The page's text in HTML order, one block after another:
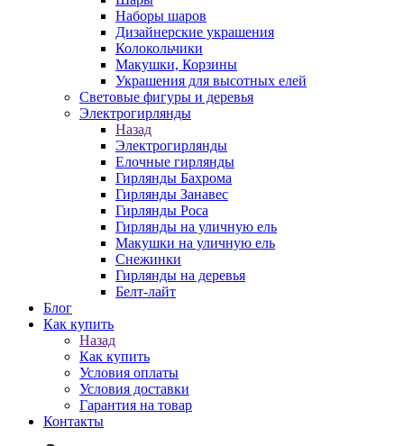
Наборы шаров
Дизайнерские украшения
Колокольчики
Макушки, Корзины
Украшения для высотных елей
Световые фигуры и деревья
Электрогирлянды
Назад
Электрогирлянды
Елочные гирлянды
Гирлянды Бахрома
Гирлянды Занавес
Гирлянды Роса
Гирлянды на уличную ель
Макушки на уличную ель
Снежинки
Гирлянды на деревья
Белт-лайт
Блог
Как купить
Назад
Как купить
Условия оплаты
Условия доставки
Гарантия на товар
Контакты